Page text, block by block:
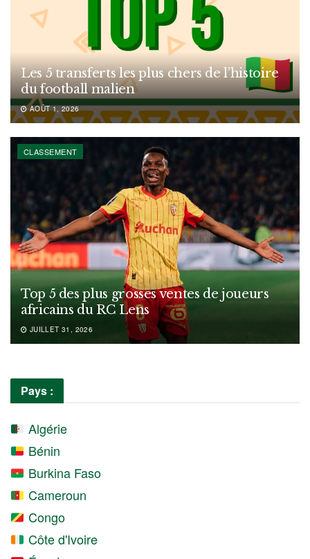
Les 5 transferts les plus chers de l’histoire
du football malien
AOÛT 1, 2026
CLASSEMENT
Top 5 des plus grosses ventes de joueurs
africains du RC Lens
JUILLET 31, 2026
Pays :
Algérie
Bénin
Burkina Faso
Cameroun
Congo
Côte d'Ivoire